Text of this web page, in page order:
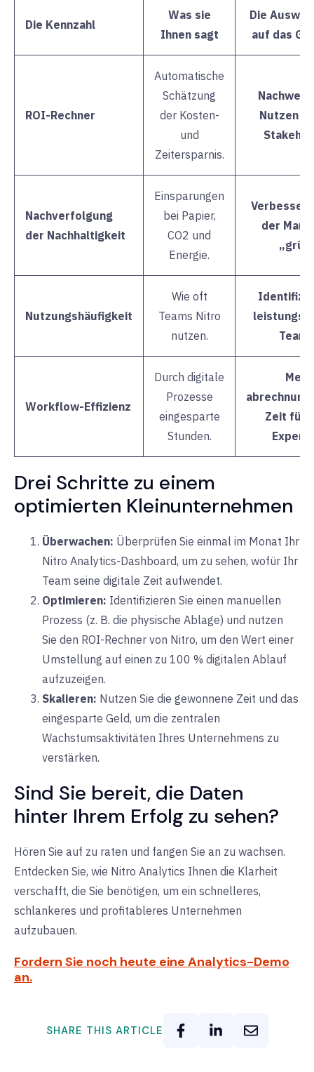
Die Kennzahl
Was sie
Ihnen sagt
Die
auf das
ROI-Rechner
Automatische
Schätzung
der Kosten-
und
Zeitersparnis.
Nutzen
Nachverfolgung
der Nachhaltigkeit
Einsparungen
bei Papier,
CO2 und
Energie.
der
Nutzungshäufigkeit
Wie oft
Teams Nitro
nutzen.
Workflow-Effizienz
Durch digitale
Prozesse
eingesparte
Stunden.
Mehr
Zeit für
Drei Schritte zu einem
optimierten Kleinunternehmen
Überwachen: Überprüfen Sie einmal im Monat Ihr
Nitro Analytics-Dashboard, um zu sehen, wofür Ihr
Team seine digitale Zeit aufwendet.
Optimieren: Identifizieren Sie einen manuellen
Prozess (z. B. die physische Ablage) und nutzen
Sie den ROI-Rechner von Nitro, um den Wert einer
Umstellung auf einen zu 100 % digitalen Ablauf
aufzuzeigen.
Skalieren: Nutzen Sie die gewonnene Zeit und das
eingesparte Geld, um die zentralen
Wachstumsaktivitäten Ihres Unternehmens zu
verstärken.
Sind Sie bereit, die Daten
hinter Ihrem Erfolg zu sehen?
Hören Sie auf zu raten und fangen Sie an zu wachsen.
Entdecken Sie, wie Nitro Analytics Ihnen die Klarheit
verschafft, die Sie benötigen, um ein schnelleres,
schlankeres und profitableres Unternehmen
aufzubauen.
Fordern Sie noch heute eine Analytics-Demo
an.
SHARE THIS ARTICLE